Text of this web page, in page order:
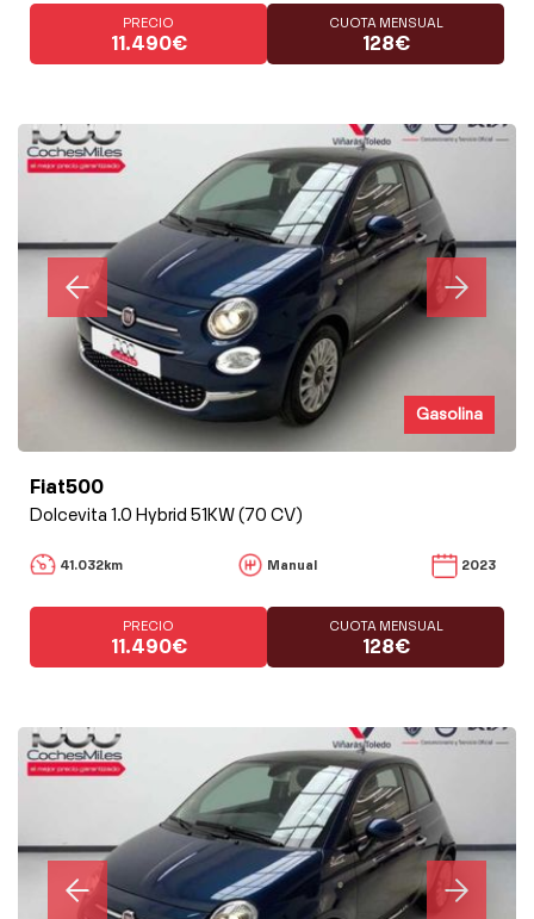
PRECIO
11.490€
CUOTA MENSUAL
128€
Gasolina
Fiat500
Dolcevita 1.0 Hybrid 51KW (70 CV)
41.032km Manual 2023
PRECIO
11.490€
CUOTA MENSUAL
128€